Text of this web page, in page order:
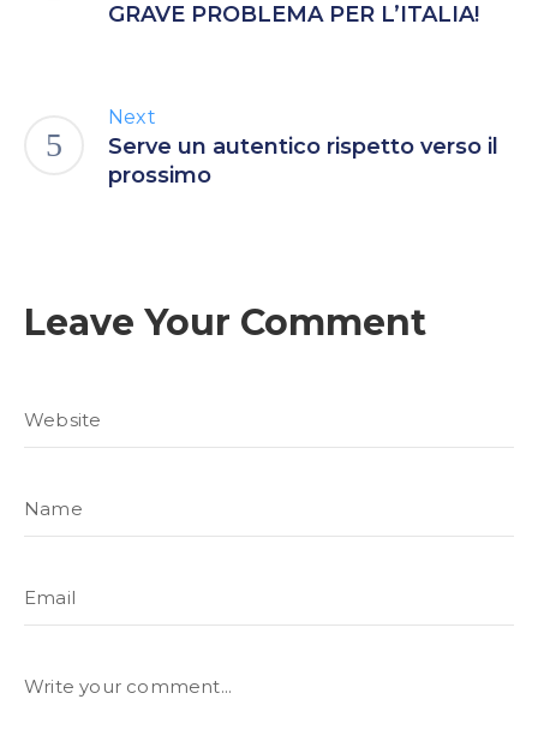
GRAVE PROBLEMA PER L’ITALIA!
Next
Serve un autentico rispetto verso il
prossimo
Leave Your Comment